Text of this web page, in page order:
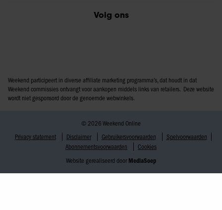
Volg ons
Weekend participeert in diverse affiliate marketing programma’s, dat houdt in dat
Weekend commissies ontvangt voor aankopen middels links van retailers. Deze website
wordt niet gesponsord door de genoemde webwinkels.
© 2026 Weekend Online
Privacy statement
Disclaimer Gebruikersvoorwaarden
Spelvoorwaarden
Abonnementsvoorwaarden
Cookies
Website gerealiseerd door MediaSoep